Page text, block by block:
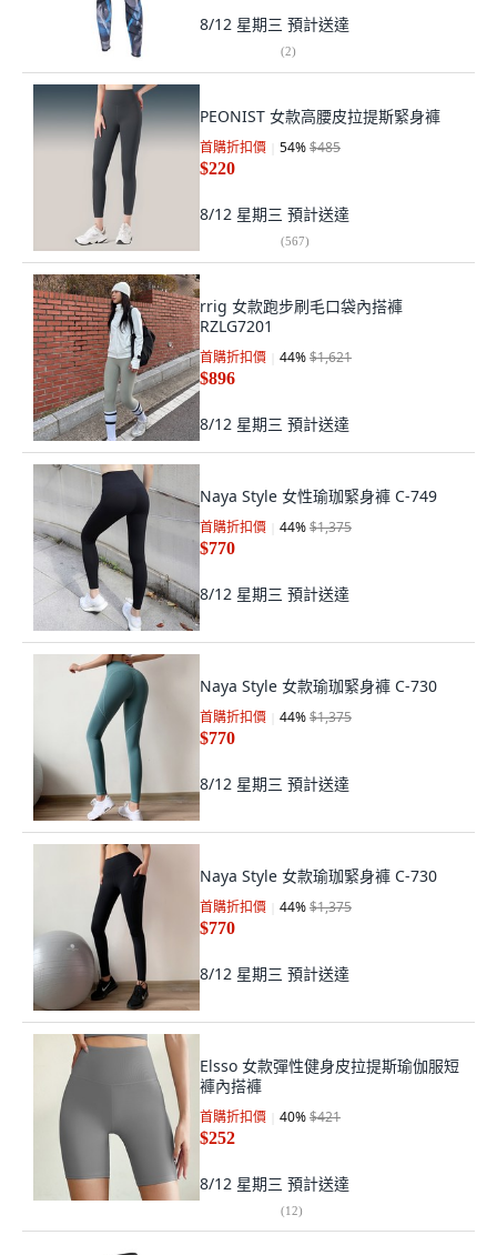
8/12 星期三 預計送達
(2)
PEONIST 女款高腰皮拉提斯緊身褲
首購折扣價 54%$485
$220
8/12 星期三 預計送達
(567)
rrig 女款跑步刷毛口袋內搭褲
RZLG7201
首購折扣價 44%$1,621
$896
8/12 星期三 預計送達
Naya Style 女性瑜珈緊身褲 C-749
首購折扣價 44%$1,375
$770
8/12 星期三 預計送達
Naya Style 女款瑜珈緊身褲 C-730
首購折扣價 44%$1,375
$770
8/12 星期三 預計送達
Naya Style 女款瑜珈緊身褲 C-730
首購折扣價 44%$1,375
$770
8/12 星期三 預計送達
Elsso 女款彈性健身皮拉提斯瑜伽服短
褲內搭褲
首購折扣價 40%$421
$252
8/12 星期三 預計送達
(12)